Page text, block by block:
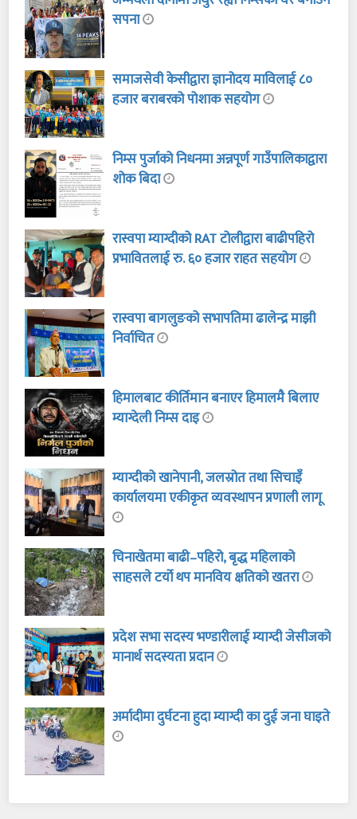
सपना
समाजसेवी केसीद्वारा ज्ञानोदय माविलाई ८०
हजार बराबरको पोशाक सहयोग
निम्स पुर्जाको निधनमा अन्नपूर्ण गाउँपालिकाद्वारा
शोक बिदा
रास्वपा म्याग्दीको RAT टोलीद्वारा बाढीपहिरो
प्रभावितलाई रु. ६० हजार राहत सहयोग
रास्वपा बागलुङको सभापतिमा ढालेन्द्र माझी
निर्वाचित
हिमालबाट कीर्तिमान बनाएर हिमालमै बिलाए
म्याग्देली निम्स दाइ
म्याग्दीको खानेपानी, जलस्रोत तथा सिचाइँ
कार्यालयमा एकीकृत व्यवस्थापन प्रणाली लागू
चिनाखेतमा बाढी–पहिरो, बृद्ध महिलाको
साहसले टर्यो थप मानविय क्षतिको खतरा
प्रदेश सभा सदस्य भण्डारीलाई म्याग्दी जेसीजको
मानार्थ सदस्यता प्रदान
अर्मादीमा दुर्घटना हुदा म्याग्दी का दुई जना घाइते